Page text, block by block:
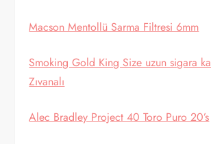
Macson Mentollü Sarma Filtresi 6mm
Smoking Gold King Size uzun sigara
Zıvanalı
Alec Bradley Project 40 Toro Puro 20’s